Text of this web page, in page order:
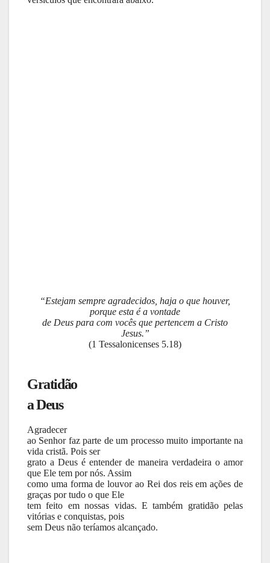
“Estejam sempre agradecidos, haja o que houver,
porque esta é a vontade
de Deus para com vocês que pertencem a Cristo
Jesus.”
(1 Tessalonicenses 5.18)
Gratidão
a Deus
Agradecer
ao Senhor faz parte de um processo muito importante na
vida cristã. Pois ser
grato a Deus é entender de maneira verdadeira o amor
que Ele tem por nós. Assim
como uma forma de louvor ao Rei dos reis em ações de
graças por tudo o que Ele
tem feito em nossas vidas. E também gratidão pelas
vitórias e conquistas, pois
sem Deus não teríamos alcançado.